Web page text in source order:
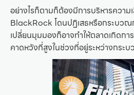
อย่างไรก็ตามก็ต้องมีการบริหารความ
BlackRock โดนปฏิเสธหรือกระบวณ
เปลี่ยนมุมมองก็อาจทำให้ตลาดเกิดก
คาดหวังที่สูงในช่วงที่อยู่ระหว่างกระ